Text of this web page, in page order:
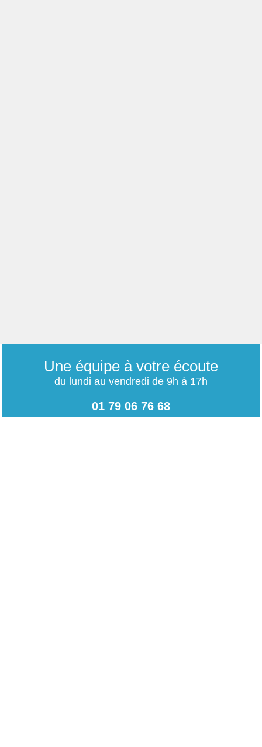
Une équipe à votre écoute
du lundi au vendredi de 9h à 17h
01 79 06 76 68